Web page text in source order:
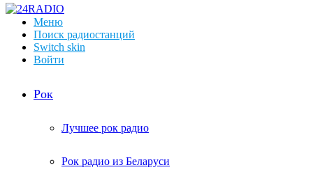
Меню
Поиск радиостанций
Switch skin
Войти
Рок
Лучшее рок радио
Рок радио из Беларуси